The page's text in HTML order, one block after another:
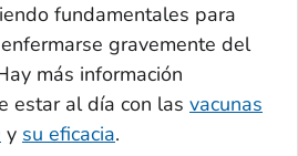
fundamentales para
gravemente del
más información
estar al día con las vacunas
y su eficacia.